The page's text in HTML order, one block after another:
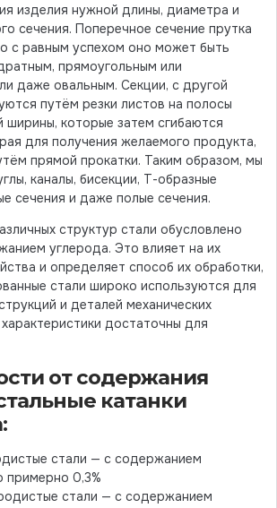
изделия нужной длины, диаметра и
сечения. Поперечное сечение прутка
с равным успехом оно может быть
прямоугольным или
даже овальным. Секции, с другой
путём резки листов на полосы
которые затем сгибаются
для получения желаемого продукта,
прямой прокатки. Таким образом, мы
каналы, бисекции, Т-образные
сечения и даже полые сечения.
структур стали обусловлено
углерода. Это влияет на их
и определяет способ их обработки,
стали широко используются для
и деталей механических
достаточны для
от содержания
катанки
стали — с содержанием
примерно 0,3%
стали — с содержанием